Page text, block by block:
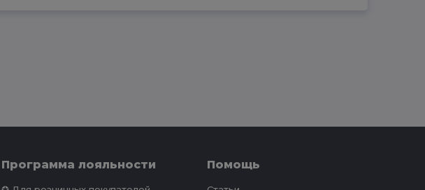
Программа лояльности Помощь